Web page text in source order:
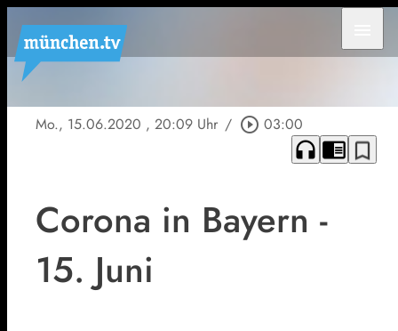
Mo., 15.06.2020 , 20:09 Uhr / play_circle_outline 03:00
headphones chrome_reader_mode bookmark_border
Corona in Bayern -
15. Juni